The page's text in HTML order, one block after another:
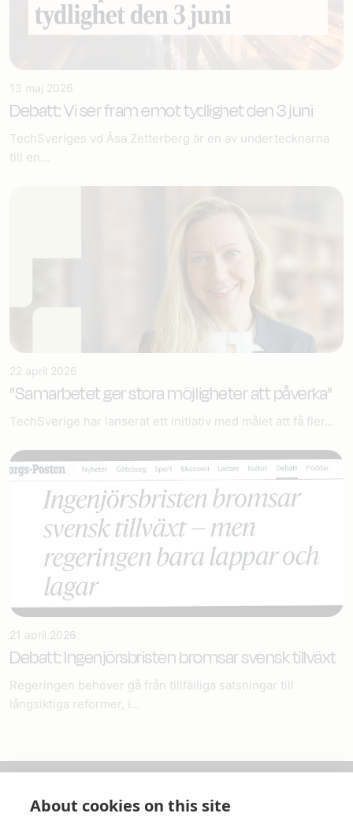
13 maj 2026
Debatt: Vi ser fram emot tydlighet den 3 juni
TechSveriges vd Åsa Zetterberg är en av undertecknarna
till en...
22 april 2026
”Samarbetet ger stora möjligheter att påverka”
TechSverige har lanserat ett initiativ med målet att få fler...
21 april 2026
Debatt: Ingenjörsbristen bromsar svensk tillväxt
Regeringen behöver gå från tillfälliga satsningar till
långsiktiga reformer, i...
About cookies on this site